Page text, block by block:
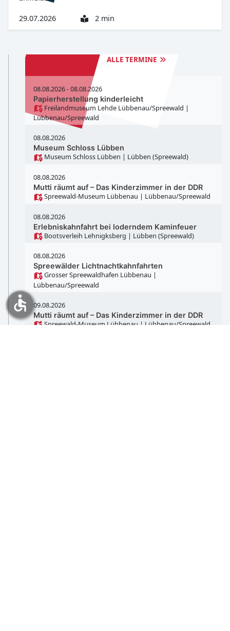
29.07.2026 2 min
TERMINE LDS ALLE TERMINE
08.08.2026 - 08.08.2026
Papierherstellung kinderleicht
Freilandmuseum Lehde Lübbenau/Spreewald |
Lübbenau/Spreewald
08.08.2026
Museum Schloss Lübben
Museum Schloss Lübben | Lübben (Spreewald)
08.08.2026
Mutti räumt auf – Das Kinderzimmer in der DDR
Spreewald-Museum Lübbenau | Lübbenau/Spreewald
08.08.2026
Erlebniskahnfahrt bei loderndem Kaminfeuer
Bootsverleih Lehnigksberg | Lübben (Spreewald)
08.08.2026
Spreewälder Lichtnachtkahnfahrten
Grosser Spreewaldhafen Lübbenau |
Lübbenau/Spreewald
09.08.2026
Mutti räumt auf – Das Kinderzimmer in der DDR
Spreewald-Museum Lübbenau | Lübbenau/Spreewald
accessible